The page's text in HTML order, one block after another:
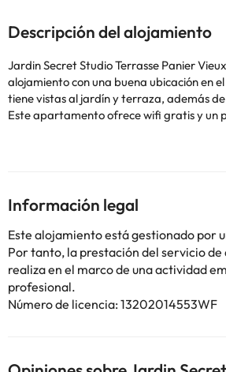
Descripción del alojamiento
Jardin Secret Studio Terrasse Panier
alojamiento con una buena ubicación en
tiene vistas al jardín y terraza, además
Este apartamento ofrece wifi gratis y un patio. El
tiene 1 dormitorio, una cocina con nevera
con ducha, secador de pelo y lavadora.
Centro comercial Les Terrasses du Port. El
(Aeropuerto de Marsella - Provenza) está
En este alojamiento no se pueden
o soltera ni fiestas similares. Informa a con antelación de tu hora
prevista de llegada. Para ello, puedes
peticiones especiales al hacer la reserva
directamente con el alojamiento. Los
aparecen en la confirmación de la
Información legal
Este alojamiento está gestionado por
Por tanto, la prestación del servicio
realiza en el marco de una actividad
profesional.
Número de licencia: 13202014553WF